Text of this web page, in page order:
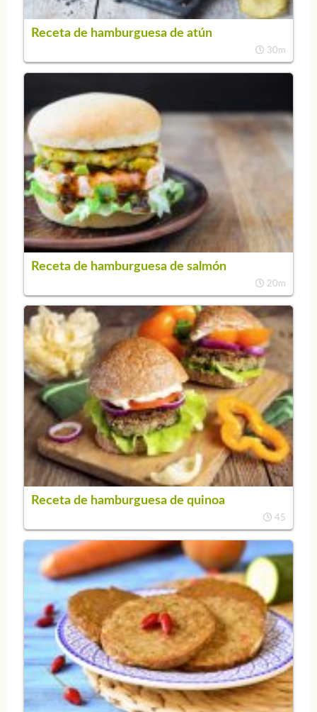
Receta de hamburguesa de atún
30m
Receta de hamburguesa de salmón
20m
Receta de hamburguesa de quinoa
45